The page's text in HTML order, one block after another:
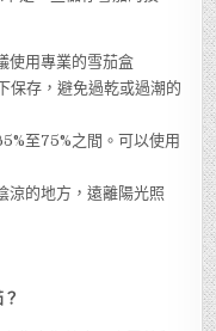
使用專業的雪茄盒
保存，避免過乾或過潮的
至75%之間。可以使用
涼的地方，遠離陽光照